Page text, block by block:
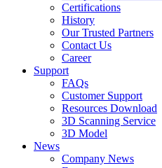
Certifications
History
Our Trusted Partners
Contact Us
Career
Support
FAQs
Customer Support
Resources Download
3D Scanning Service
3D Model
News
Company News